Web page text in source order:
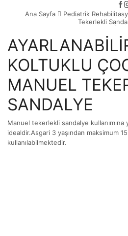
Ana Sayfa Pediatrik
Tekerlekli
KOLTUKLU
MANUEL
SANDALYE
Manuel tekerlekli sandalye
idealdir.Asgari 3 yaşından maksimum
kullanılabilmektedir.